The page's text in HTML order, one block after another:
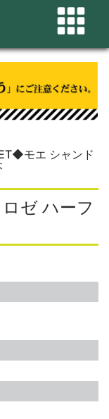
モエ シャンド
ゼ ハーフ